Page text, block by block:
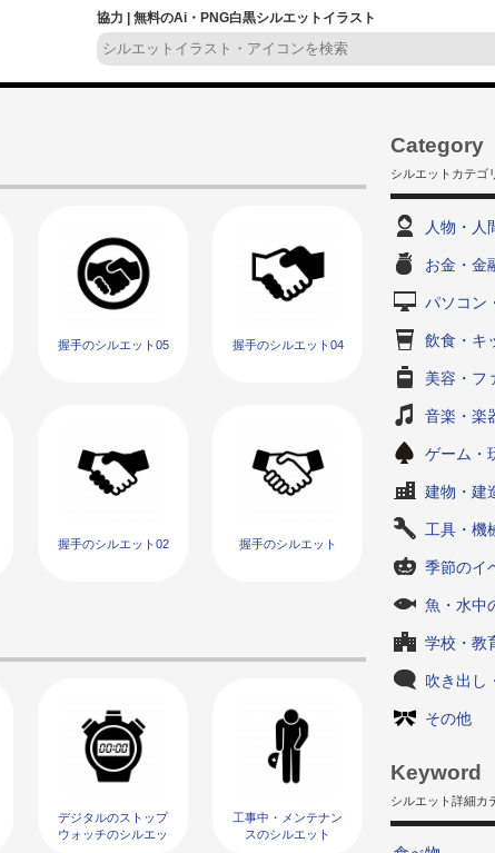
協力 | 無料のAi・PNG白黒シルエットイラスト
握手のシルエット05 握手のシルエット04
握手のシルエット02 握手のシルエット
デジタルのストップ
ウォッチのシルエッ
工事中・メンテナン
スのシルエット
Category
シルエットカテゴ
人物・人
お金・金
パソコン
飲食・キ
美容・フ
音楽・楽
ゲーム・
建物・建
工具・機
季節のイ
魚・水中
学校・教
吹き出し
その他
Keyword
シルエット詳細カ